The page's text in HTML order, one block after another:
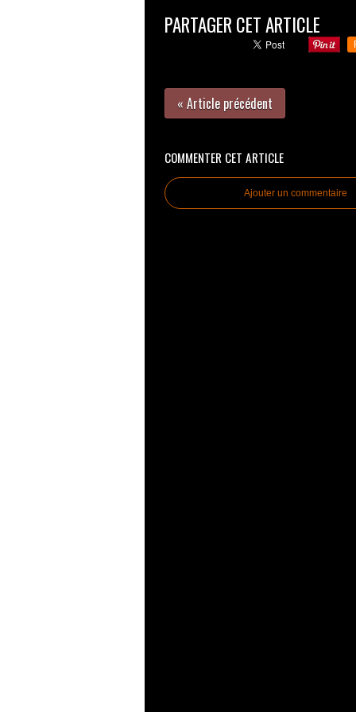
PARTAGER CET ARTICLE
« Article précédent
COMMENTER CET ARTICLE
Ajouter un commentaire